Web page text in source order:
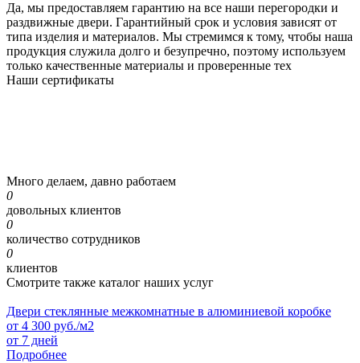
Да, мы предоставляем гарантию на все наши перегородки и
раздвижные двери. Гарантийный срок и условия зависят от
типа изделия и материалов. Мы стремимся к тому, чтобы наша
продукция служила долго и безупречно, поэтому используем
только качественные материалы и проверенные тех
Наши сертификаты
Много делаем, давно работаем
0
довольных клиентов
0
количество сотрудников
0
клиентов
Смотрите также каталог наших услуг
Двери стеклянные межкомнатные в алюминиевой коробке
от 4 300 руб./м2
от 7 дней
Подробнее